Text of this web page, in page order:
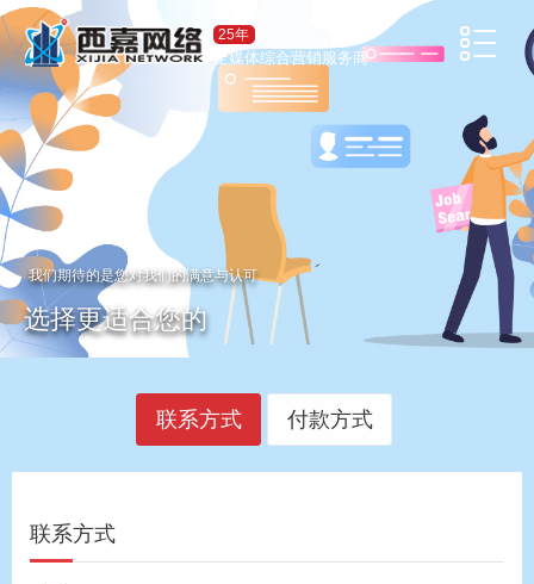
25年
全媒体综合营销服务商
我们期待的是您对我们的满意与认可
选择更适合您的
联系方式 付款方式
联系方式